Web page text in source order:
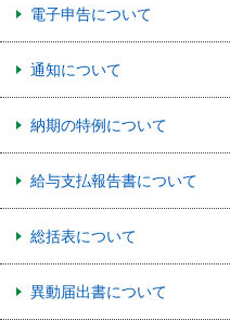
電子申告について
通知について
納期の特例について
給与支払報告書について
総括表について
異動届出書について